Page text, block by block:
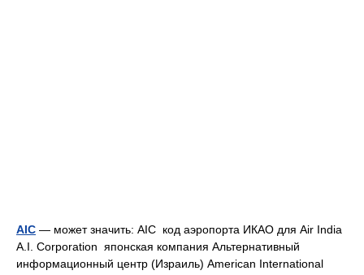
AIC — может значить: AIC код аэропорта ИКАО для Air India
A.I. Corporation японская компания Альтернативный
информационный центр (Израиль) American International